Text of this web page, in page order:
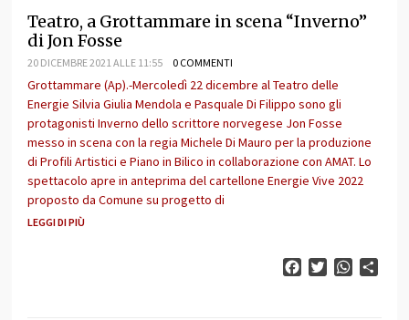
Teatro, a Grottammare in scena “Inverno”
di Jon Fosse
20 DICEMBRE 2021 ALLE 11:55 0 COMMENTI
Grottammare (Ap).-Mercoledì 22 dicembre al Teatro delle
Energie Silvia Giulia Mendola e Pasquale Di Filippo sono gli
protagonisti Inverno dello scrittore norvegese Jon Fosse
messo in scena con la regia Michele Di Mauro per la produzione
di Profili Artistici e Piano in Bilico in collaborazione con AMAT. Lo
spettacolo apre in anteprima del cartellone Energie Vive 2022
proposto da Comune su progetto di
LEGGI DI PIÙ
FacebookTwitter